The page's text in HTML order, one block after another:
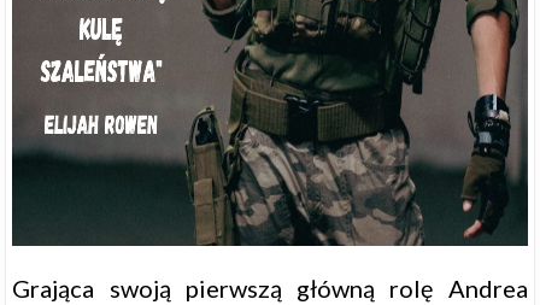
Grająca swoją pierwszą główną rolę Andrea